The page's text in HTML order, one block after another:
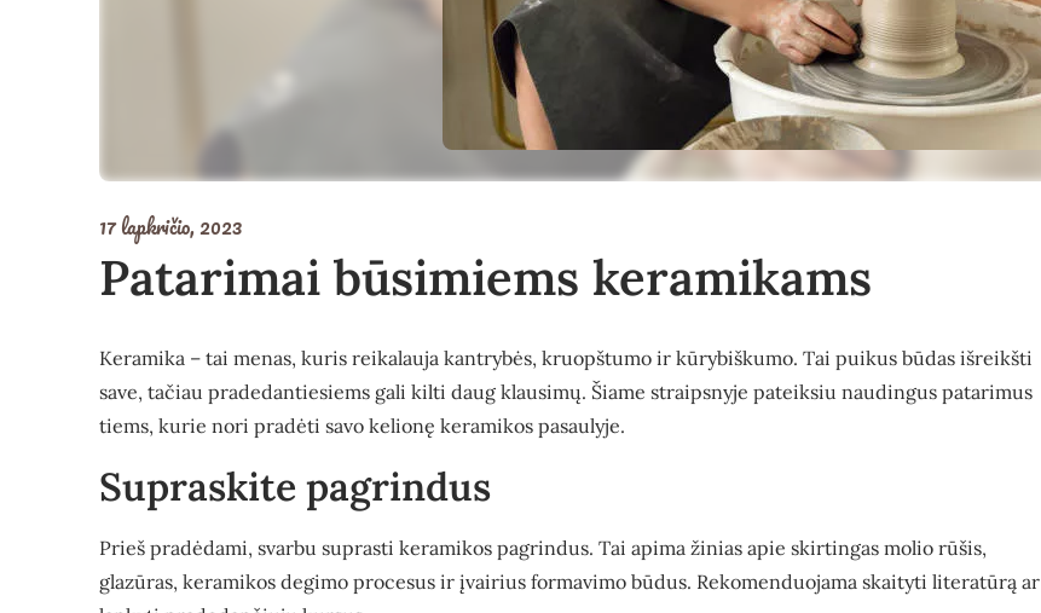
17 lapkričio, 2023
Patarimai būsimiems keramikams
Keramika – tai menas, kuris reikalauja kantrybės, kruopštumo ir kūrybiškumo. Tai puikus būdas išreikšti
save, tačiau pradedantiesiems gali kilti daug klausimų. Šiame straipsnyje pateiksiu naudingus patarimus
tiems, kurie nori pradėti savo kelionę keramikos pasaulyje.
Supraskite pagrindus
Prieš pradėdami, svarbu suprasti keramikos pagrindus. Tai apima žinias apie skirtingas molio rūšis,
glazūras, keramikos degimo procesus ir įvairius formavimo būdus. Rekomenduojama skaityti literatūrą ar